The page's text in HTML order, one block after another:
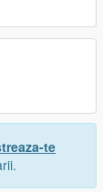
te